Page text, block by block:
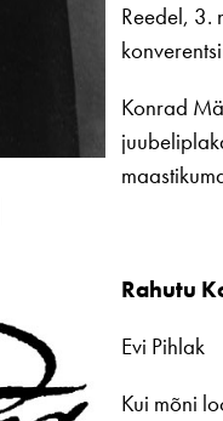
Reedel, 3.
Konrad
Rahutu
Evi Pihlak
Kui mõni